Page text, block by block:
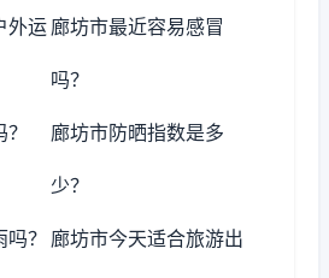
外运 廊坊市最近容易感冒
吗？
廊坊市防晒指数是多
少？
？ 廊坊市今天适合旅游出